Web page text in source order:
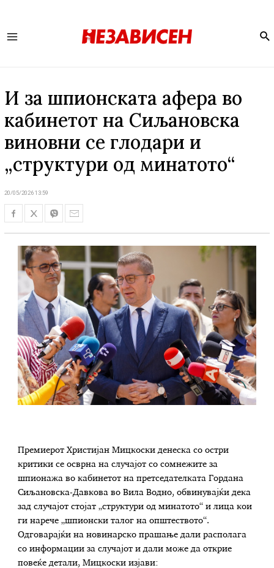
И за шпионската афера во
кабинетот на Сиљановска
виновни се глодари и
„структури од минатото“
20/05/2026 13:59
Премиерот Христијан Мицкоски денеска со остри
критики се осврна на случајот со сомнежите за
шпионажа во кабинетот на претседателката Гордана
Сиљановска-Давкова во Вила Водно, обвинувајќи дека
зад случајот стојат „структури од минатото“ и лица кои
ги нарече „шпионски талог на општеството“.
Одговарајќи на новинарско прашање дали располага
со информации за случајот и дали може да открие
повеќе детали, Мицкоски изјави: